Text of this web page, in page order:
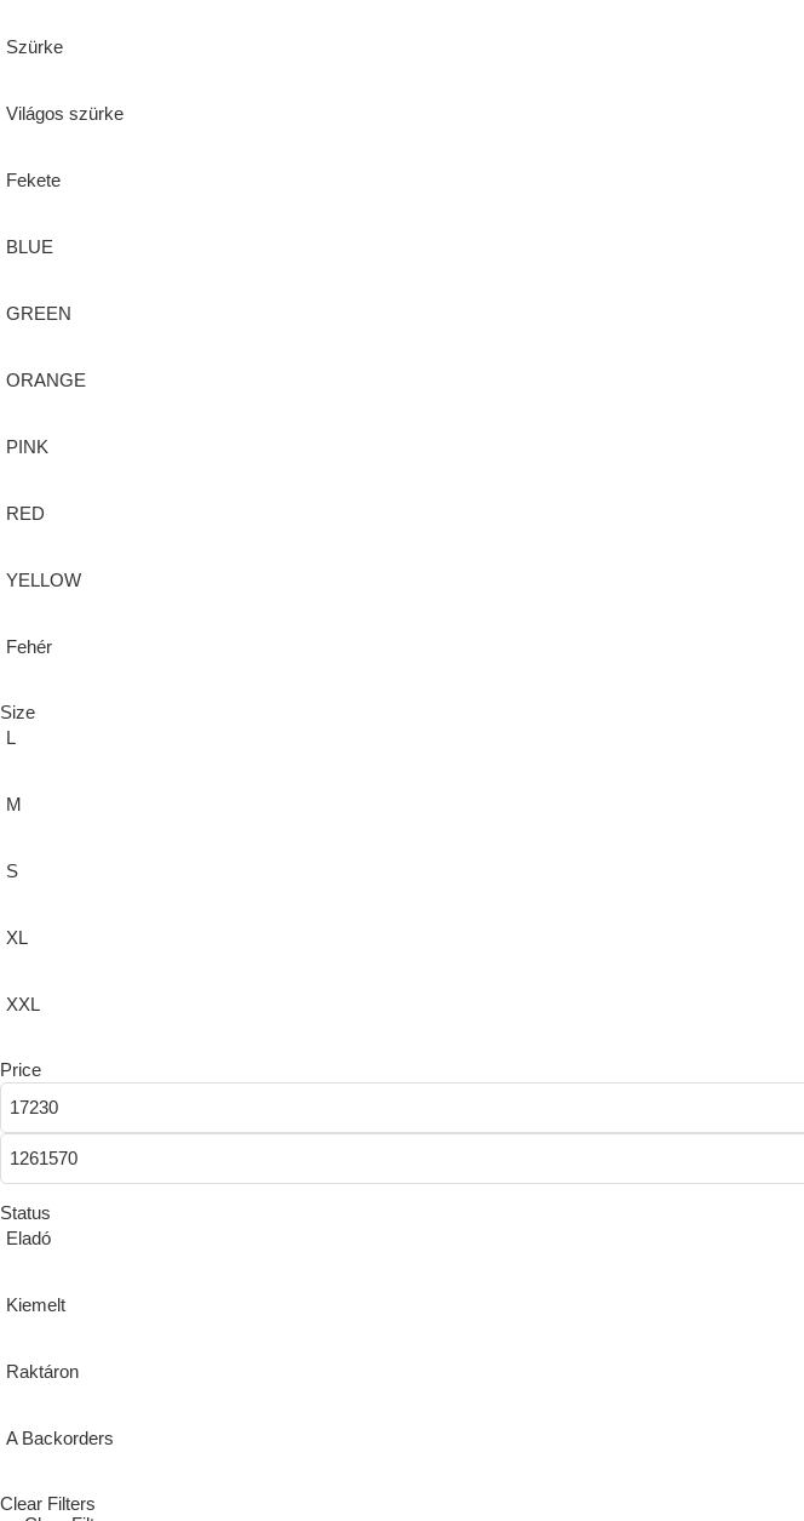
Szürke
Világos szürke
Fekete
BLUE
GREEN
ORANGE
PINK
RED
YELLOW
Fehér
Size
L
M
S
XL
XXL
Price
Status
Eladó
Kiemelt
Raktáron
A Backorders
Clear Filters